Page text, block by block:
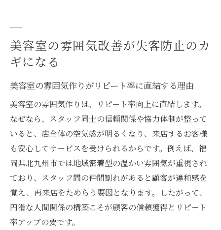
美容室の雰囲気改善が失客防止のカ
ギになる
美容室の雰囲気作りがリピート率に直結する理由
美容室の雰囲気作りは、リピート率向上に直結します。
なぜなら、スタッフ同士の信頼関係や協力体制が整って
いると、店全体の空気感が明るくなり、来店するお客様
も安心してサービスを受けられるからです。例えば、福
岡県北九州市では地域密着型の温かい雰囲気が重視され
ており、スタッフ間の仲間割れがあると顧客が違和感を
覚え、再来店をためらう要因となります。したがって、
円滑な人間関係の構築こそが顧客の信頼獲得とリピート
率アップの要です。